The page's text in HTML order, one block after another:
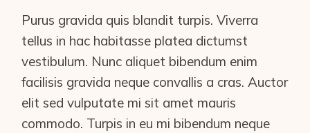
Purus gravida quis blandit turpis. Viverra
tellus in hac habitasse platea dictumst
vestibulum. Nunc aliquet bibendum enim
facilisis gravida neque convallis a cras. Auctor
elit sed vulputate mi sit amet mauris
commodo. Turpis in eu mi bibendum neque